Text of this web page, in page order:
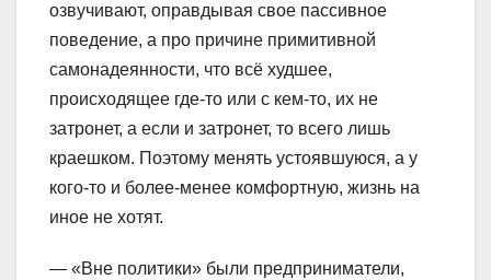
озвучивают, оправдывая свое пассивное
поведение, а про причине примитивной
самонадеянности, что всё худшее,
происходящее где-то или с кем-то, их не
затронет, а если и затронет, то всего лишь
краешком. Поэтому менять устоявшуюся, а у
кого-то и более-менее комфортную, жизнь на
иное не хотят.
— «Вне политики» были предприниматели,